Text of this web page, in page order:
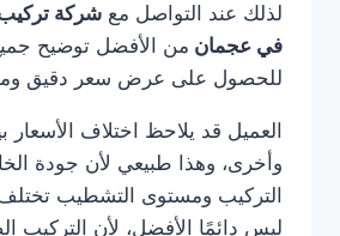
لذلك عند التواصل مع شركة
في عجمان من الأفضل توضيح
للحصول على عرض سعر دقيق
العميل قد يلاحظ اختلاف
وأخرى، وهذا طبيعي لأن جودة
التركيب ومستوى التشطيب
ليس دائمًا الأفضل، لأن التركيب